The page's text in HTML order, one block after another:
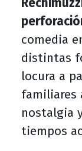
comedia
distintas
locura a
familiares
nostalgia
tiempos